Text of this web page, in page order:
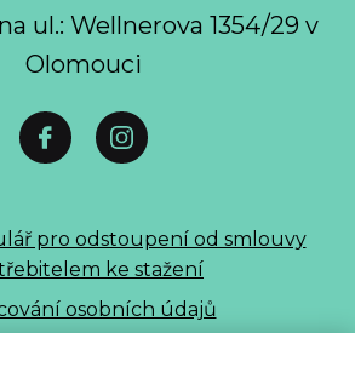
ul.: Wellnerova 1354/29 v
Olomouci
pro odstoupení od smlouvy
ke stažení
osobních údajů